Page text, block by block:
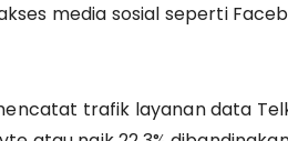
media sosial seperti
trafik layanan data